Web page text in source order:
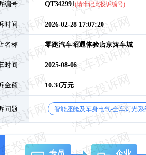
编号 QT342991(请牢记此投诉编号)
时间 2026-02-28 17:07:20
名称 零跑汽车昭通体验店京涛车城
时间 2025-08-06
金额 10.38万元
问题 智能座舱及车身电气-全车灯光系